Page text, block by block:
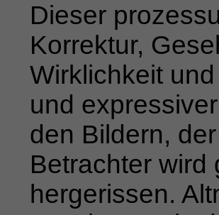
Dieser
Korrektur,
Wirklichkeit
und
den Bildern,
Betrachter wird
her­gerissen.